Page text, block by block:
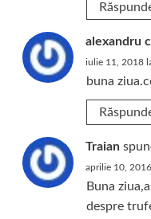
alexandru
iulie 11, 2018
buna
Traian
aprilie 10,
Buna
despre